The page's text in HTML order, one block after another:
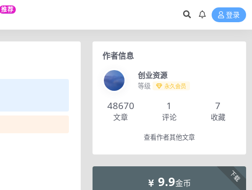
推荐
登录
作者信息
创业资源
等级 永久会员
48670
文章
1
评论
7
收藏
查看作者其他文章
下载
9.9金币